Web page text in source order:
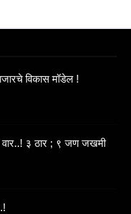
विकास मॉडेल !
वार..! ३ ठार ; ९ जण जखमी